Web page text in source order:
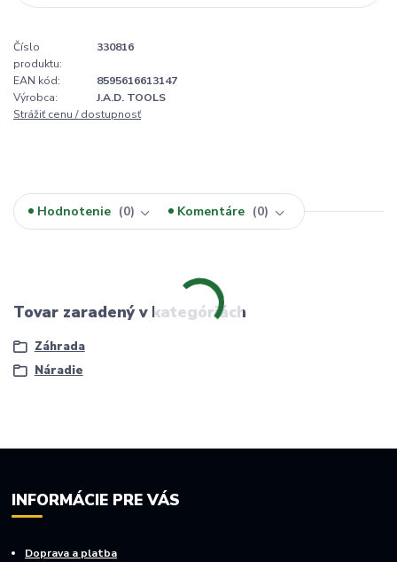
Číslo
produktu:
330816
EAN kód:
8595616613147
Výrobca:
J.A.D. TOOLS
Strážiť cenu / dostupnosť
Hodnotenie 0 Komentáre 0
Tovar zaradený v kategóriách
Záhrada
Náradie
INFORMÁCIE PRE VÁS
Doprava a platba